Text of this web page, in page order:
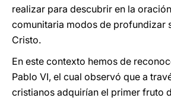
realizar para descubrir en la
comunitaria modos de profundizar
Cristo.
En este contexto hemos de
Pablo VI, el cual observó que a
cristianos adquirían el primer fruto